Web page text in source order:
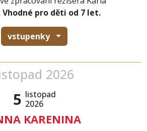
Vhodné pro děti od 7 let.
vstupenky
2026
5 listopad
2026
KARENINA